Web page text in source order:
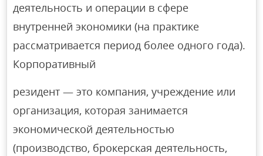
деятельность и операции в сфере
внутренней экономики (на практике
рассматривается период более одного года).
Корпоративный
резидент — это компания, учреждение или
организация, которая занимается
экономической деятельностью
(производство, брокерская деятельность,